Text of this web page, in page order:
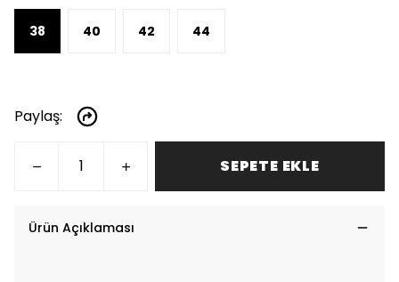
38 40 42 44
Paylaş:
SEPETE EKLE
Ürün Açıklaması